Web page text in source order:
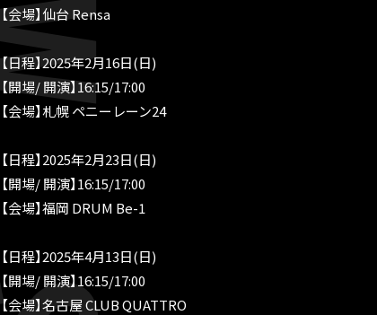
【会場】仙台 Rensa
【日程】2025年2月16日(日)
【開場/ 開演】16:15/17:00
【会場】札幌 ペニーレーン24
【日程】2025年2月23日(日)
【開場/ 開演】16:15/17:00
【会場】福岡 DRUM Be-1
【日程】2025年4月13日(日)
【開場/ 開演】16:15/17:00
【会場】名古屋 CLUB QUATTRO